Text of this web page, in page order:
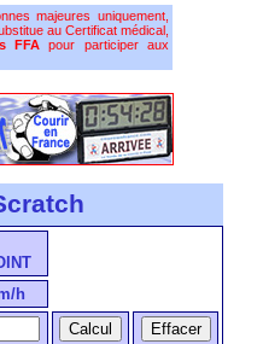
majeures uniquement,
au Certificat médical,
FFApour participer aux
h